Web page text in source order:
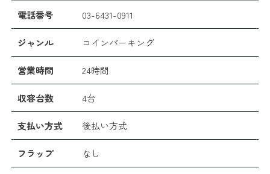
電話番号 03-6431-0911
ジャンル コインパーキング
営業時間 24時間
収容台数 4台
支払い方式 後払い方式
フラップ なし